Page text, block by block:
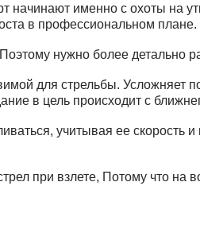
начинают именно с охоты на
в профессиональном плане.
нужно более детально
для стрельбы. Усложняет
в цель происходит с
учитывая ее скорость
при взлете, Потому что на